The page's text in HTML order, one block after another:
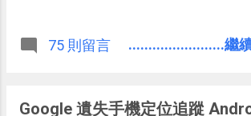
定位的需求。 不過，
遺失手機定位功能 」
75 則留言 ........................繼
Google 遺失手機定位追蹤